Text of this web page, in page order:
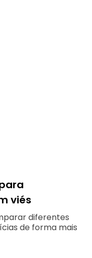
viés
diferentes
de forma mais